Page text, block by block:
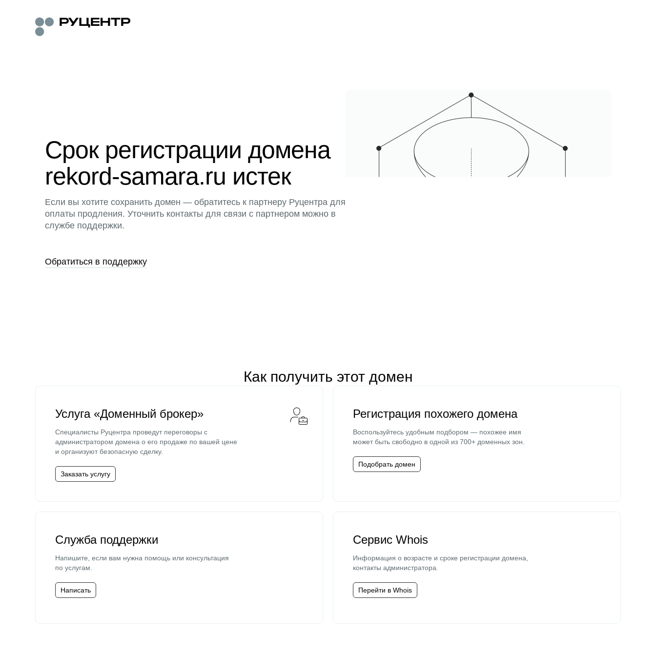
Срок регистрации домена
rekord-samara.ru истек
Если вы хотите сохранить домен — обратитесь к партнеру Руцентра для
оплаты продления. Уточнить контакты для связи с партнером можно в
службе поддержки.
Обратиться в поддержку
Как получить этот домен
Услуга «Доменный брокер»
Специалисты Руцентра проведут переговоры с
администратором домена о его продаже по вашей цене
и организуют безопасную сделку.
Заказать услугу
Регистрация похожего домена
Воспользуйтесь удобным подбором — похожее имя
может быть свободно в одной из 700+ доменных зон.
Подобрать домен
Служба поддержки
Напишите, если вам нужна помощь или консультация
по услугам.
Написать
Сервис Whois
Информация о возрасте и сроке регистрации домена,
контакты администратора.
Перейти в Whois